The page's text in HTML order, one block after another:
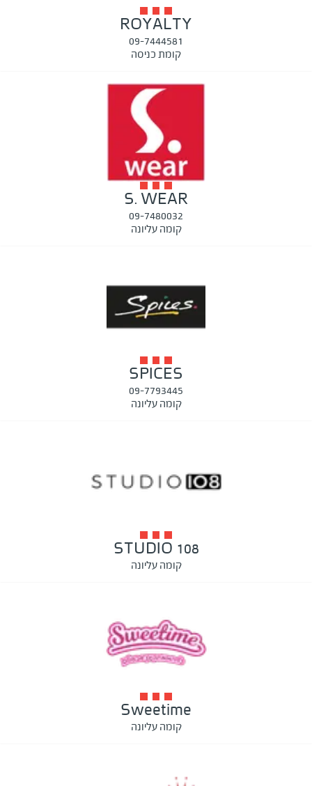
ROYALTY
09-7444581
קומת כניסה
S. WEAR
09-7480032
קומה עליונה
SPICES
09-7793445
קומה עליונה
STUDIO 108
קומה עליונה
Sweetime
קומה עליונה